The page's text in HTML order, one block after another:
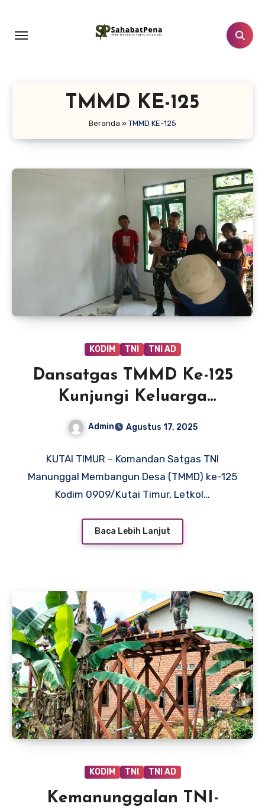
konten
TMMD KE-125
Beranda » TMMD KE-125
KODIM TNI TNI AD
Dansatgas TMMD Ke-125
Kunjungi Keluarga
Rahman, Wujudkan
Harapan Lewat Bedah
Rumah
Admin Agustus 17, 2025
KUTAI TIMUR – Komandan Satgas TNI
Manunggal Membangun Desa (TMMD) ke-125
Kodim 0909/Kutai Timur, Letkol…
Baca Lebih Lanjut
KODIM TNI TNI AD
Kemanunggalan TNI-